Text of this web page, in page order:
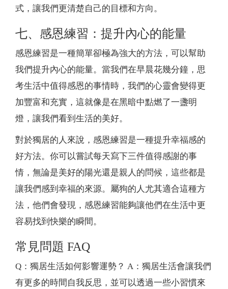
式，讓我們更清楚自己的目標和方向。
七、感恩練習：提升內心的能量
感恩練習是一種簡單卻極為強大的方法，可以幫助
我們提升內心的能量。當我們在早晨花幾分鐘，思
考生活中值得感恩的事情時，我們的心靈會變得更
加豐富和充實，這就像是在黑暗中點燃了一盞明
燈，讓我們看到生活的美好。
對於獨居的人來說，感恩練習是一種提升幸福感的
好方法。你可以嘗試每天寫下三件值得感謝的事
情，無論是美好的陽光還是親人的問候，這些都是
讓我們感到幸福的來源。屬狗的人尤其適合這種方
法，他們會發現，感恩練習能夠讓他們在生活中更
容易找到快樂的瞬間。
常見問題 FAQ
Q：獨居生活如何影響運勢？ A：獨居生活會讓我們
有更多的時間自我反思，並可以透過一些小習慣來